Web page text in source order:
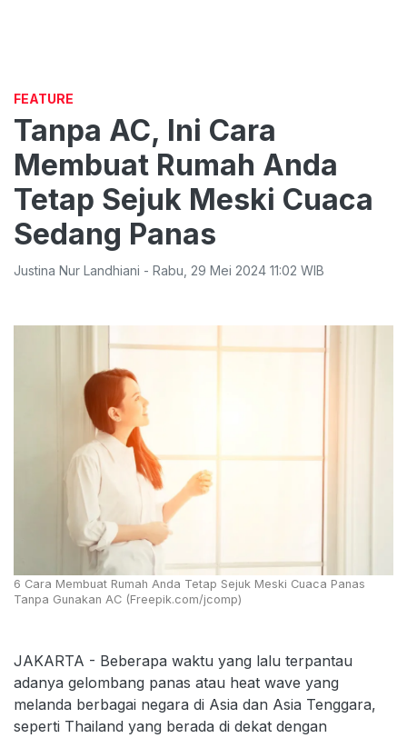
FEATURE
Tanpa AC, Ini Cara
Membuat Rumah Anda
Tetap Sejuk Meski Cuaca
Sedang Panas
Justina Nur Landhiani - Rabu 29 Mei 2024 11:02 WIB
6 Cara Membuat Rumah Anda Tetap Sejuk Meski Cuaca Panas
Tanpa Gunakan AC (Freepik.com/jcomp)
JAKARTA - Beberapa waktu yang lalu terpantau
adanya gelombang panas atau heat wave yang
melanda berbagai negara di Asia dan Asia Tenggara,
seperti Thailand yang berada di dekat dengan